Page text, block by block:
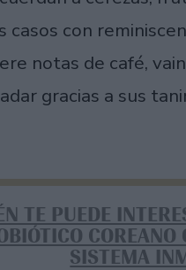
con
notas de café,
gracias a sus
TE PUEDE
COREANO
SISTEMA